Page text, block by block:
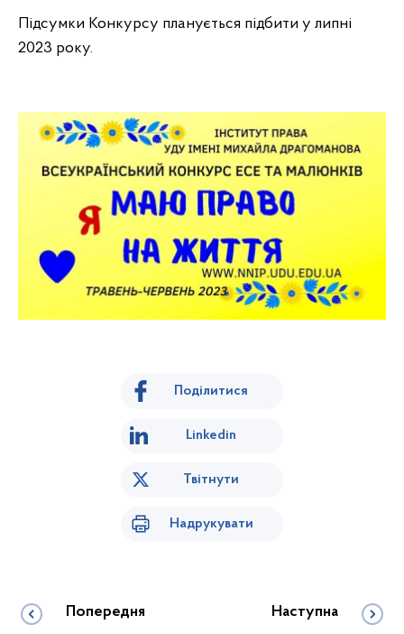
Підсумки Конкурсу планується підбити у липні
2023 року.
Поділитися
Linkedin
Твітнути
Надрукувати
Попередня Наступна